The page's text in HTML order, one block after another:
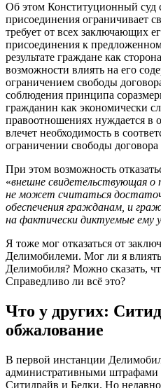
Об этом Конституционный суд
присоединения ограничивает
требует от всех заключающих
присоединения к
результате граждане как
возможности влиять на его
ограничением свободы
соблюдения принципа
гражданин как экономически
правоотношениях нуждается в
влечет необходимость в
ограничении свободы
При этом возможность
«внешне свидетельствующая о
не может считаться
обеспечения гражданам, и
на фактически диктуемые ему
Я тоже мог отказаться от
Делимобилеми. Мог ли я
Делимобиля? Можно сказать,
Справедливо ли всё это?
Что у других:
обжалование
В первой инстанции
административными штрафами
Ситидрайв и Белки. Но